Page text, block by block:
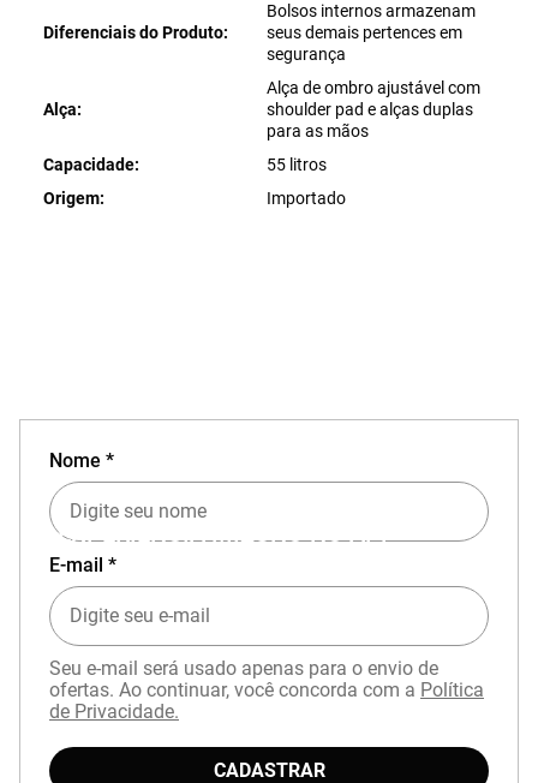
Diferenciais do Produto
Bolsos internos armazenam
seus demais pertences em
segurança
Alça
Alça de ombro ajustável com
shoulder pad e alças duplas
para as mãos
Capacidade
55 litros
Origem
Importado
EXPERIÊNCIA MIZUNO NO APP
Baixe o aplicativo Mizuno e garanta
com cupom
APP15.
Nome *
E-mail *
Seu e-mail será usado apenas para o envio de
ofertas. Ao continuar, você concorda com a Política
de Privacidade.
CADASTRAR